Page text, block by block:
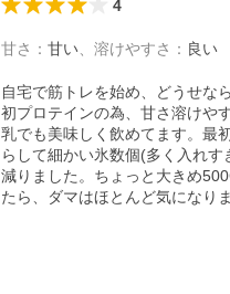
4
甘さ ： 甘い 溶けやすさ ： 良い
自宅で筋トレを始め、どうせな
初プロテインの為、甘さ溶けや
乳でも美味しく飲めてます。最
らして細かい氷数個(多く入れ
減りました。ちょっと大きめ
たら、ダマはほとんど気になり